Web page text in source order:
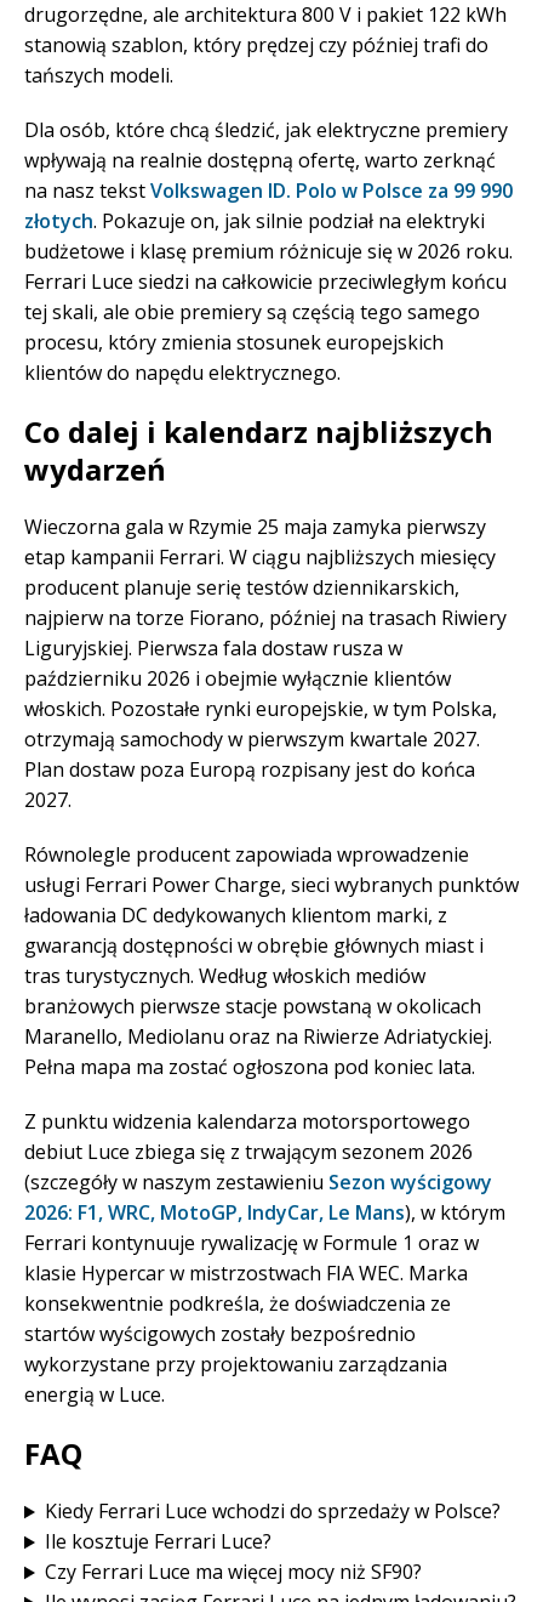
drugorzędne, ale architektura 800 V i pakiet 122 kWh
stanowią szablon, który prędzej czy później trafi do
tańszych modeli.
Dla osób, które chcą śledzić, jak elektryczne premiery
wpływają na realnie dostępną ofertę, warto zerknąć
na nasz tekstVolkswagen ID. Polo w Polsce za 99 990
złotych. Pokazuje on, jak silnie podział na elektryki
budżetowe i klasę premium różnicuje się w 2026 roku.
Ferrari Luce siedzi na całkowicie przeciwległym końcu
tej skali, ale obie premiery są częścią tego samego
procesu, który zmienia stosunek europejskich
klientów do napędu elektrycznego.
Co dalej i kalendarz najbliższych
wydarzeń
Wieczorna gala w Rzymie 25 maja zamyka pierwszy
etap kampanii Ferrari. W ciągu najbliższych miesięcy
producent planuje serię testów dziennikarskich,
najpierw na torze Fiorano, później na trasach Riwiery
Liguryjskiej. Pierwsza fala dostaw rusza w
październiku 2026 i obejmie wyłącznie klientów
włoskich. Pozostałe rynki europejskie, w tym Polska,
otrzymają samochody w pierwszym kwartale 2027.
Plan dostaw poza Europą rozpisany jest do końca
2027.
Równolegle producent zapowiada wprowadzenie
usługi Ferrari Power Charge, sieci wybranych punktów
ładowania DC dedykowanych klientom marki, z
gwarancją dostępności w obrębie głównych miast i
tras turystycznych. Według włoskich mediów
branżowych pierwsze stacje powstaną w okolicach
Maranello, Mediolanu oraz na Riwierze Adriatyckiej.
Pełna mapa ma zostać ogłoszona pod koniec lata.
Z punktu widzenia kalendarza motorsportowego
debiut Luce zbiega się z trwającym sezonem 2026
(szczegóły w naszym zestawieniu Sezon wyścigowy
2026: F1, WRC, MotoGP, IndyCar, Le Mans), w którym
Ferrari kontynuuje rywalizację w Formule 1 oraz w
klasie Hypercar w mistrzostwach FIA WEC. Marka
konsekwentnie podkreśla, że doświadczenia ze
startów wyścigowych zostały bezpośrednio
wykorzystane przy projektowaniu zarządzania
energią w Luce.
FAQ
Kiedy Ferrari Luce wchodzi do sprzedaży w Polsce?
Ile kosztuje Ferrari Luce?
Czy Ferrari Luce ma więcej mocy niż SF90?